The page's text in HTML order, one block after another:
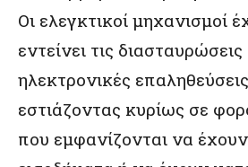
Οι ελεγκτικοί μηχανισμοί
εντείνει τις διασταυρώσεις
ηλεκτρονικές
εστιάζοντας κυρίως σε
που εμφανίζονται να